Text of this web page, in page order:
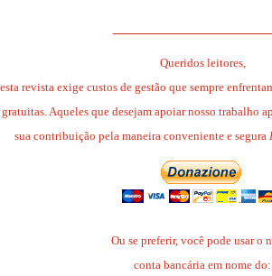
Queridos leitores,
esta revista exige custos de gestão que sempre
gratuitas. Aqueles que desejam apoiar nosso trabalho
sua contribuição pela maneira conveniente e segura
Ou se preferir, você pode usar o
conta bancária em nome do: